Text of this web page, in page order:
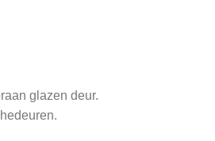
glazen deur.